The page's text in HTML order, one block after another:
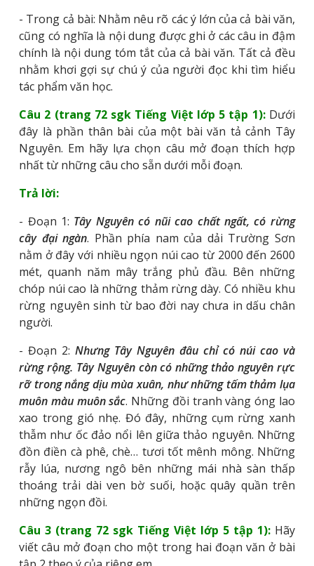
- Trong cả bài: Nhằm nêu rõ các ý lớn của cả bài văn,
cũng có nghĩa là nội dung được ghi ở các câu in đậm
chính là nội dung tóm tắt của cả bài văn. Tất cả đều
nhằm khơi gợi sự chú ý của người đọc khi tìm hiểu
tác phẩm văn học.
Câu 2 (trang 72 sgk Tiếng Việt lớp 5 tập 1):Dưới
đây là phần thân bài của một bài văn tả cảnh Tây
Nguyên. Em hãy lựa chọn câu mở đoạn thích hợp
nhất từ những câu cho sẵn dưới mỗi đoạn.
Trả lời:
- Đoạn 1: Tây Nguyên có nũi cao chất ngất, có rừng
cây đại ngàn. Phần phía nam của dải Trường Sơn
nằm ở đây với nhiều ngọn núi cao từ 2000 đến 2600
mét, quanh năm mây trắng phủ đầu. Bên những
chóp núi cao là những thảm rừng dày. Có nhiều khu
rừng nguyên sinh từ bao đời nay chưa in dấu chân
người.
- Đoạn 2:Nhưng Tây Nguyên đâu chỉ có núi cao và
rừng rộng. Tây Nguyên còn có những thảo nguyên rực
rỡ trong nắng dịu mùa xuân, như những tấm thảm lụa
muôn màu muôn sắc. Những đồi tranh vàng óng lao
xao trong gió nhẹ. Đó đây, những cụm rừng xanh
thẫm như ốc đảo nổi lên giữa thảo nguyên. Những
đồn điền cà phê, chè… tươi tốt mênh mông. Những
rẫy lúa, nương ngô bên những mái nhà sàn thấp
thoáng trải dài ven bờ suối, hoặc quây quần trên
những ngọn đồi.
Câu 3 (trang 72 sgk Tiếng Việt lớp 5 tập 1):Hãy
viết câu mở đoạn cho một trong hai đoạn văn ở bài